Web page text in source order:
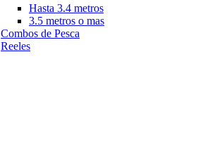
Hasta 3.4 metros
3.5 metros o mas
Combos de Pesca
Reeles